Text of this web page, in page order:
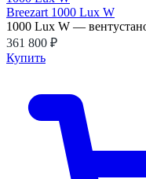
Breezart 1000 Lux W
1000 Lux W —
361 800 ₽
Купить